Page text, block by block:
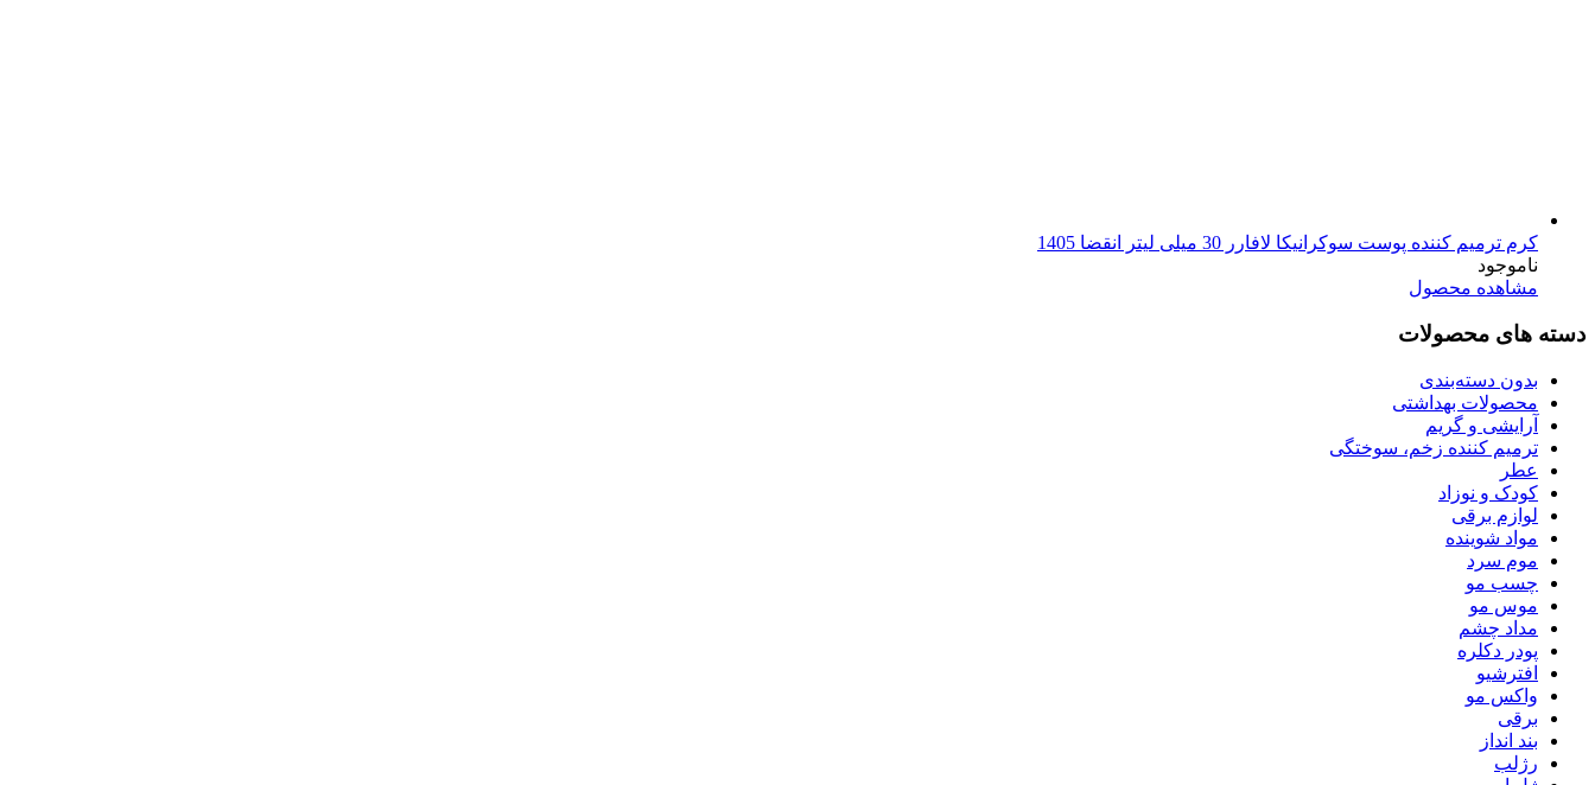
کرم ترمیم کننده پوست سوکرانیکا لافارر 30 میلی لیتر انقضا 1405
ناموجود
مشاهده محصول
دسته های محصولات
بدون دسته‌بندی
محصولات بهداشتی
آرایشی و گریم
ترمیم کننده زخم، سوختگی
عطر
کودک و نوزاد
لوازم برقی
مواد شوینده
موم سرد
چسب مو
موس مو
مداد چشم
پودر دکلره
افترشیو
واکس مو
برقی
بند انداز
رژلب